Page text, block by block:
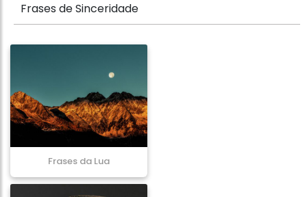
Frases de Sinceridade
Frases da Lua